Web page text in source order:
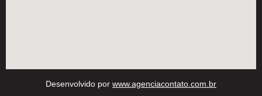
Desenvolvido por www.agenciacontato.com.br